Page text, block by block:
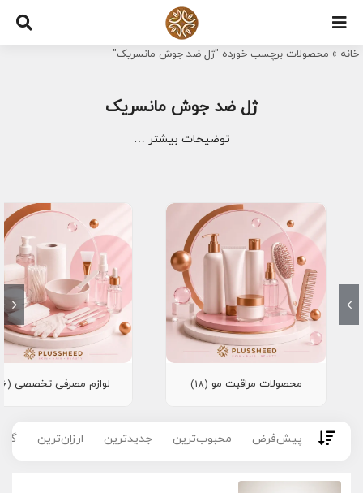
Skip
content
خانه » محصولات برچسب خورده "ژل ضد جوش مانسریک"
ژل ضد جوش مانسریک
توضیحات بیشتر …
محصولات مراقبت مو (18) لوازم مصرفی تخصصی (16)
پیش‌فرض محبوب‌ترین جدیدترین ارزان‌ترین